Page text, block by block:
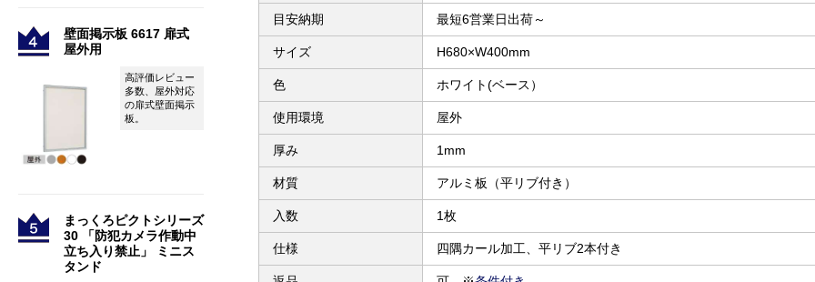
目安納期 最短6営業日出荷～
サイズ H680×W400mm
色 ホワイト(ベース）
使用環境 屋外
厚み 1mm
材質 アルミ板（平リブ付き）
入数 1枚
仕様 四隅カール加工、平リブ2本付き
壁面掲示板 6617 扉式
屋外用
高評価レビュー
多数、屋外対応
の扉式壁面掲示
板。
まっくろピクトシリーズ
30 「防犯カメラ作動中
立ち入り禁止」 ミニス
タンド